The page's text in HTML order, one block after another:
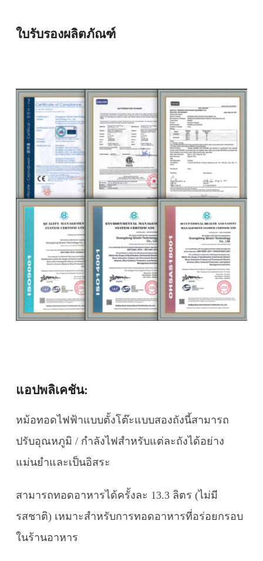
ใบรับรองผลิตภัณฑ์
แอปพลิเคชัน:
หม้อทอดไฟฟ้าแบบตั้งโต๊ะแบบสองถังนี้สามารถ
ปรับอุณหภูมิ / กำลังไฟสำหรับแต่ละถังได้อย่าง
แม่นยำและเป็นอิสระ
สามารถทอดอาหารได้ครั้งละ 13.3 ลิตร (ไม่มี
รสชาติ) เหมาะสำหรับการทอดอาหารที่อร่อยกรอบ
ในร้านอาหาร